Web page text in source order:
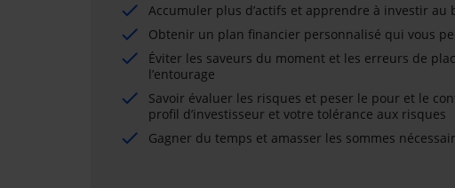
Accumuler plus d’actifs et apprendre à investir
Obtenir un plan financier personnalisé qui vous
Éviter les saveurs du moment et les erreurs de
l’entourage
Savoir évaluer les risques et peser le pour et le
profil d’investisseur et votre tolérance aux risques
Gagner du temps et amasser les sommes